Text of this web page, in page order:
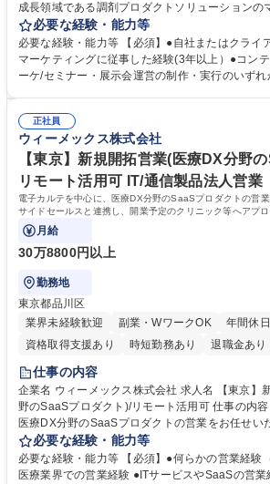
成長領域である調剤プロダクトソリューションの
に携わっていただきます。保険薬局業界のDXを推
貢献するサービスの拡大に貢献できます。 ●マーケットニーズに合わせた
リアルタイムセミナー（オンライン）の企画立案
ためのランディングページ等のコンテンツ、SEO
●薬局経営者・管理薬剤師へのインタビュー・監
の磨き上げ など 募集職種 【渋谷】プロダクトマーケティング(医療DX・S
aaSプロダクト）/リモートワーク可
必要な経験・能力等
必要な経験・能力等 【必須】●自社またはクライ
マーケティングに従事した経験(3年以上）●コン
ーケ/セミナー・展示会運営の制作・実行のいずれかのご経
ンツは製品やサービスに関する内容に限定されま
のために生かすことができ、当社製品・サービス
るきっかけになる内容であれば幅広く企画、制作し
歴・資格 学歴：大学院 大学 高専 短大 専修学校
正社員
ウィーメックス株式会社
【東京】新規開拓営業(医療DX分野
リモート活用可 IT/通信製品法人営業
電子カルテを中心に、医療DX分野のSaaSプロダクトの営
サイドセールスと連携し、開業予定のクリニック等へアプ
ポートし、社会課題解決をリードします。
月給
30万8800円以上
勤務地
東京都品川区
業界未経験歓迎
副業・WワークOK
年間休
資格取得支援あり
時短勤務あり 退職金あり
仕事の内容
企業名 ウィーメックス株式会社 求人名 【東京】新規開拓営業(医療DX分
野のSaaSプロダクト)/リモート活用可 仕事の内容 電子カルテを中心に、
医療DX分野のSaaSプロダクトの営業をお任せい
ールスと連携し、開業予定のクリニック等へアプ
者をサポートし、社会課題解決をリードします。 【詳細】●診療所に向け
た医療情報システムの新規開拓営業 ●新規開業並
必要な経験・能力等
必要な経験・能力等 【必須】●何らかの営業経験
医療業界での営業経験 ●ITサービスやSaaSの営